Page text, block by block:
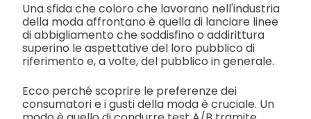
Una sfida che coloro che lavorano nell'industria
della moda affrontano è quella di lanciare linee
di abbigliamento che soddisfino o addirittura
superino le aspettative del loro pubblico di
riferimento e, a volte, del pubblico in generale.
Ecco perché scoprire le preferenze dei
consumatori e i gusti della moda è cruciale. Un